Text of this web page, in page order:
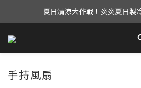
UAG iPhone17 全系列 88
夏日清涼大作戰！炎炎夏日製
立即加入會員享有免運優惠！還有
套
手持風扇